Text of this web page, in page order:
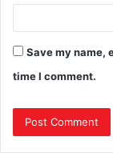
Save my name,
time I comment.